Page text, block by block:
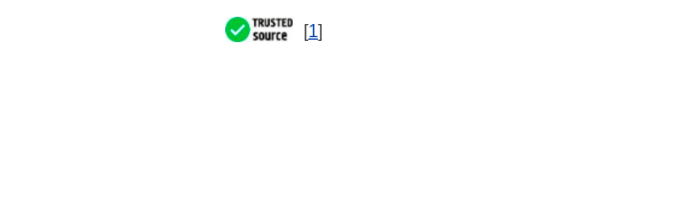
[1]